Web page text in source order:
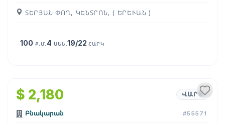
ՏԵՐՅԱՆ ՓՈՂ, ԿԵՆՏՐՈՆ, ( ԵՐԵՒԱՆ )
100 Ք.Մ. 4 ՍԵՆ.19/22ՀԱՐԿ
$ 2,180 ՎԱՐՁ
Բնակարան #55571